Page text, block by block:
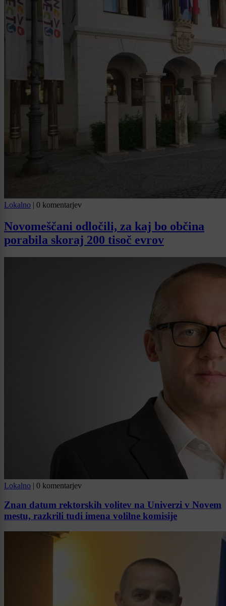
Lokalno | 0 komentarjev
Novomeščani odločili, za kaj bo občina
porabila skoraj 200 tisoč evrov
Lokalno | 0 komentarjev
Znan datum rektorskih volitev na Univerzi v Novem
mestu, razkrili tudi imena volilne komisije